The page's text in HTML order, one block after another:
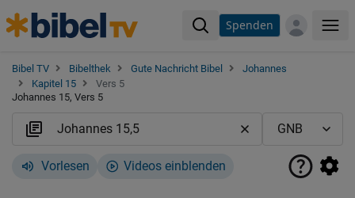
Spenden
Bibel TV Bibelthek Gute Nachricht Bibel
Johannes
Kapitel 15
Vers 5
Johannes 15, Vers 5
Vorlesen Videos einblenden